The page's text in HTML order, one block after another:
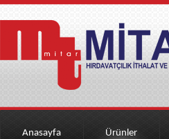
Anasayfa Ürünler